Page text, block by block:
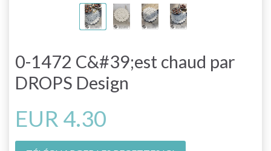
0-1472 C&#39;est chaud par
DROPS Design
EUR 4.30